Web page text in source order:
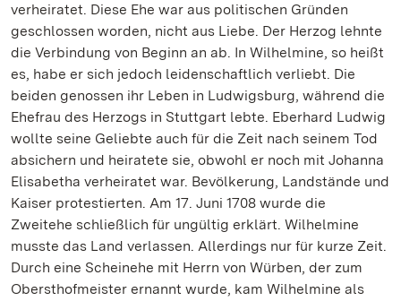
verheiratet. Diese Ehe war aus politischen Gründen
geschlossen worden, nicht aus Liebe. Der Herzog lehnte
die Verbindung von Beginn an ab. In Wilhelmine, so heißt
es, habe er sich jedoch leidenschaftlich verliebt. Die
beiden genossen ihr Leben in Ludwigsburg, während die
Ehefrau des Herzogs in Stuttgart lebte. Eberhard Ludwig
wollte seine Geliebte auch für die Zeit nach seinem Tod
absichern und heiratete sie, obwohl er noch mit Johanna
Elisabetha verheiratet war. Bevölkerung, Landstände und
Kaiser protestierten. Am 17. Juni 1708 wurde die
Zweitehe schließlich für ungültig erklärt. Wilhelmine
musste das Land verlassen. Allerdings nur für kurze Zeit.
Durch eine Scheinehe mit Herrn von Würben, der zum
Obersthofmeister ernannt wurde, kam Wilhelmine als